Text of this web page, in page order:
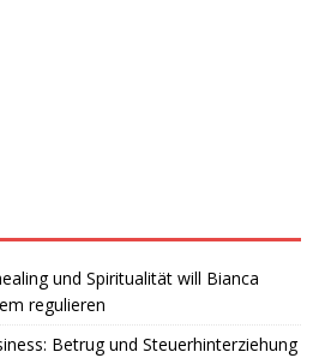
und Spiritualität will Bianca
regulieren
Betrug und Steuerhinterziehung